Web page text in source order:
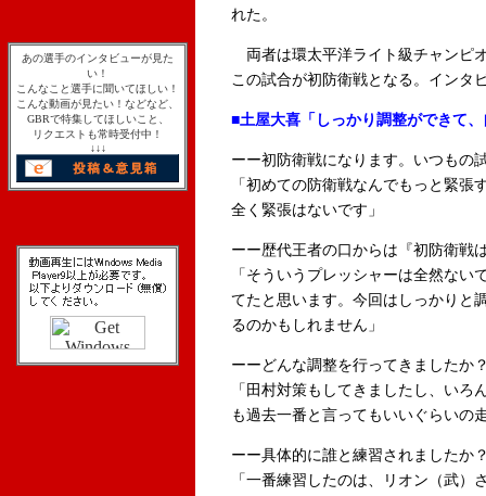
あの選手のインタビューが見た
い！
こんなこと選手に聞いてほしい！
こんな動画が見たい！などなど、
GBRで特集してほしいこと、
リクエストも常時受付中！
↓↓↓
れた。
両者は環太平洋ライト級チャンピ
この試合が初防衛戦となる。インタ
■土屋大喜「しっかり調整ができて
ーー初防衛戦になります。いつもの
「初めての防衛戦なんでもっと緊
全く緊張はないです」
ーー歴代王者の口からは『初防衛戦
「そういうプレッシャーは全然な
てたと思います。今回はしっかりと
るのかもしれません」
ーーどんな調整を行ってきましたか
「田村対策もしてきましたし、い
も過去一番と言ってもいいぐらいの
ーー具体的に誰と練習されましたか
「一番練習したのは、リオン（武